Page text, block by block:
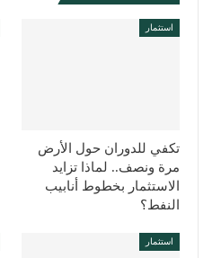
استثمار
تكفي للدوران حول الأرض
مرة ونصف.. لماذا تزايد
الاستثمار بخطوط أنابيب
النفط؟
استثمار